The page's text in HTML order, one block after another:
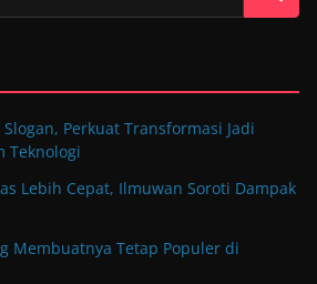
Perkuat Transformasi Jadi
Teknologi
Lebih Cepat, Ilmuwan Soroti Dampak
Membuatnya Tetap Populer di